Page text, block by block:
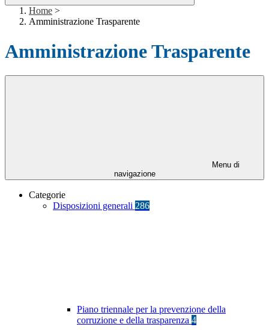
Home >
Amministrazione Trasparente
Amministrazione Trasparente
Menu di
navigazione
Categorie
Disposizioni generali 286
Piano triennale per la prevenzione della
corruzione e della trasparenza 4